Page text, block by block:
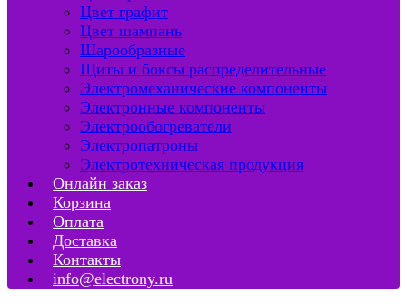
Цвет графит
Цвет шампань
Шарообразные
Щиты и боксы распределительные
Электромеханические компоненты
Электронные компоненты
Электрообогреватели
Электропатроны
Электротехническая продукция
Онлайн заказ
Корзина
Оплата
Доставка
Контакты
info@electrony.ru